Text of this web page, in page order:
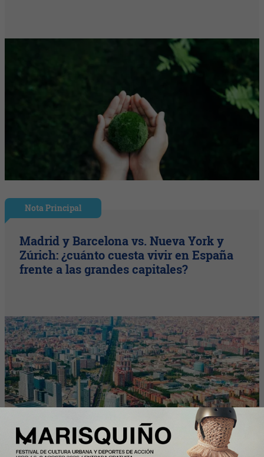
Nota Principal
Madrid y Barcelona vs. Nueva York y
Zúrich: ¿cuánto cuesta vivir en España
frente a las grandes capitales?